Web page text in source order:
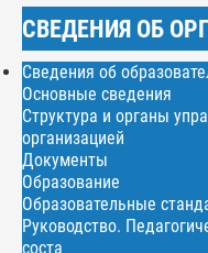
СВЕДЕНИЯ ОБ
Сведения об
Основные сведения
Структура и органы
организацией
Документы
Образование
Образовательные
Руководство.
соста